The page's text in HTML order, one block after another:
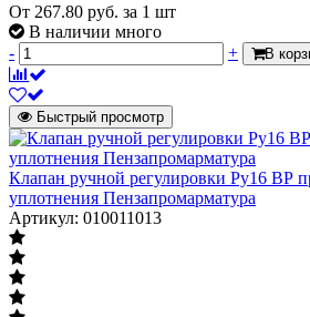
От 267.80 руб. за 1 шт
В наличии много
-
+ В
Быстрый просмотр
Клапан ручной регулировки Ру16 ВР
уплотнения Пензапромарматура
Артикул: 010011013